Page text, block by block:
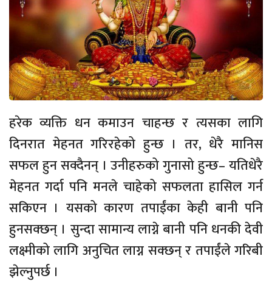
हरेक व्यक्ति धन कमाउन चाहन्छ र त्यसका लागि
दिनरात मेहनत गरिरहेको हुन्छ । तर, धेरै मानिस
सफल हुन सक्दैनन् । उनीहरुको गुनासो हुन्छ– यतिधेरै
मेहनत गर्दा पनि मनले चाहेको सफलता हासिल गर्न
सकिएन । यसको कारण तपाईंका केही बानी पनि
हुनसक्छन् । सुन्दा सामान्य लाग्ने बानी पनि धनकी देवी
लक्ष्मीको लागि अनुचित लाग्न सक्छन् र तपाईंले गरिबी
झेल्नुपर्छ ।